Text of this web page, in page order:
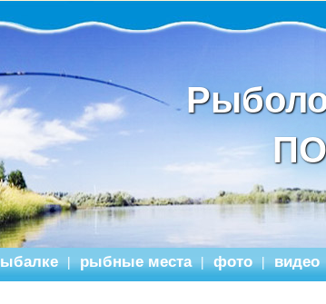
| рыбные места | фото | видео